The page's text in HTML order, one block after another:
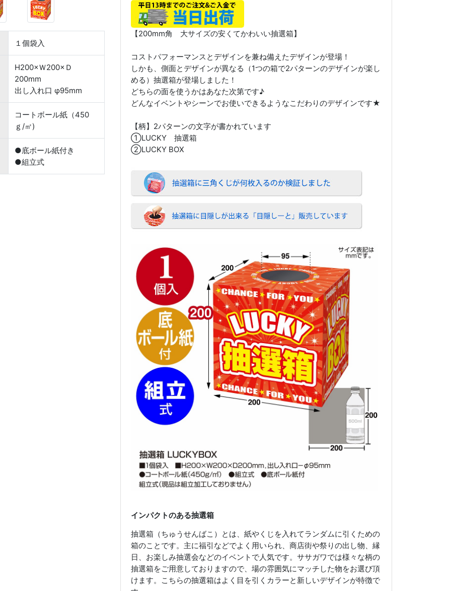
１個袋入
H200×Ｗ200×Ｄ
200mm
出し入れ口 φ95mm
コートボール紙（450
ｇ/㎡)
●底ボール紙付き
●組立式
【200mm角 大サイズの安くてかわいい抽選箱】
コストパフォーマンスとデザインを兼ね備えたデザインが登場！
しかも、側面とデザインが異なる（1つの箱で2パターンのデザインが楽し
める）抽選箱が登場しました！
どちらの面を使うかはあなた次第です♪
どんなイベントやシーンでお使いできるようなこだわりのデザインです★
【柄】2パターンの文字が書かれています
①LUCKY 抽選箱
②LUCKY BOX
インパクトのある抽選箱
抽選箱（ちゅうせんばこ）とは、紙やくじを入れてランダムに引くための
箱のことです。主に福引などでよく用いられ、商店街や祭りの出し物、縁
日、お楽しみ抽選会などのイベントで人気です。ササガワでは様々な柄の
抽選箱をご用意しておりますので、場の雰囲気にマッチした物をお選び頂
けます。こちらの抽選箱はよく目を引くカラーと新しいデザインが特徴で